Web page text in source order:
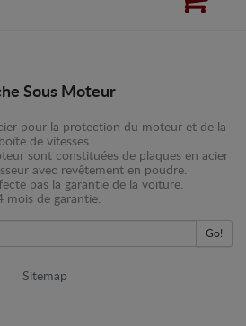
Sous Moteur
pour la protection du moteur et de la
boîte de vitesses.
sont constituées de plaques en acier
avec revêtement en poudre.
pas la garantie de la voiture.
mois de garantie.
Go!
Sitemap